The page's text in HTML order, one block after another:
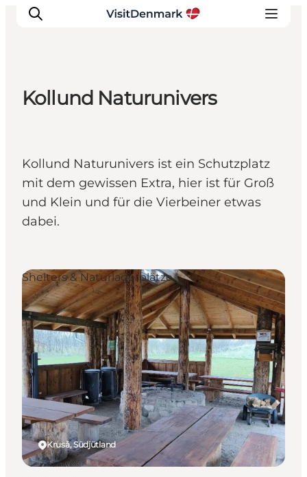
Erlebnisse
Unterkünfte
Reiseplanung
Kollund Naturunivers
Kollund Naturunivers ist ein Schutzplatz
mit dem gewissen Extra, hier ist für Groß
und Klein und für die Vierbeiner etwas
dabei.
Kruså, Südjütland
Shelters & Naturlagerplätze